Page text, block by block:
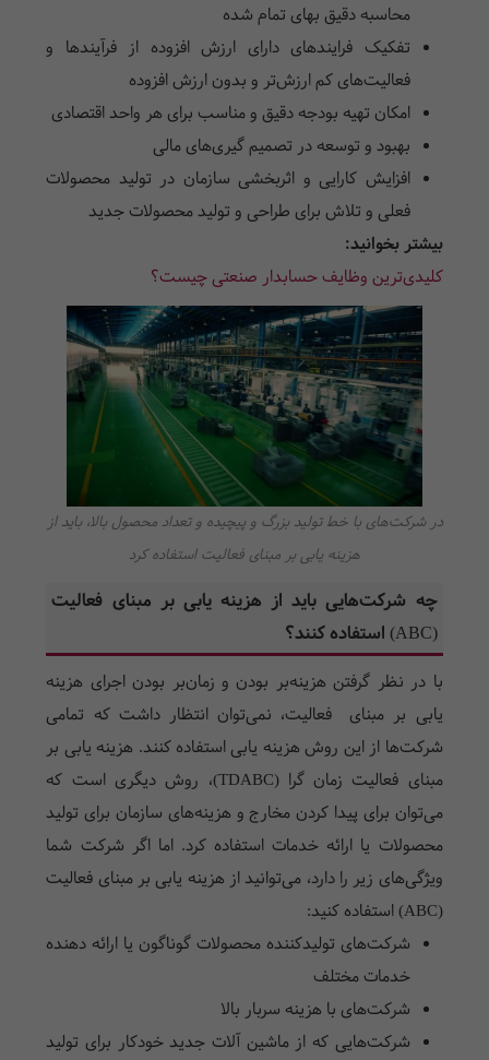
محاسبه دقیق بهای تمام شده
تفکیک فرایندهای دارای ارزش افزوده از فرآیندها و
فعالیت‌های کم ارزش‌تر و بدون ارزش افزوده
امکان تهیه بودجه دقیق و مناسب برای هر واحد اقتصادی
بهبود و توسعه در تصمیم گیری‌های مالی
افزایش کارایی و اثربخشی سازمان در تولید محصولات
فعلی و تلاش برای طراحی و تولید محصولات جدید
بیشتر بخوانید:
کلیدی‌ترین وظایف حسابدار صنعتی چیست؟
در شرکت‌های با خط تولید بزرگ و پیچیده و تعداد محصول بالا، باید از
هزینه یابی بر مبنای فعالیت استفاده کرد
چه شرکت‌هایی باید از هزینه یابی بر مبنای فعالیت
(ABC) استفاده کنند؟
با در نظر گرفتن هزینه‌بر بودن و زمان‌بر بودن اجرای هزینه
یابی بر مبنای فعالیت، نمی‌توان انتظار داشت که تمامی
شرکت‌ها از این روش هزینه یابی استفاده کنند. هزینه یابی بر
مبنای فعالیت زمان گرا (TDABC)، روش دیگری است که
می‌توان برای پیدا کردن مخارج و هزینه‌های سازمان برای تولید
محصولات یا ارائه خدمات استفاده کرد. اما اگر شرکت شما
ویژگی‌های زیر را دارد، می‌توانید از هزینه یابی بر مبنای فعالیت
(ABC) استفاده کنید:
شرکت‌های تولیدکننده محصولات گوناگون یا ارائه دهنده
خدمات مختلف
شرکت‌های با هزینه سربار بالا
شرکت‌هایی که از ماشین آلات جدید خودکار برای تولید